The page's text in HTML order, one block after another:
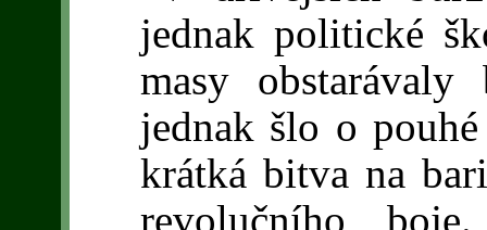
jednak politické
masy
jednak šlo o
krátká bitva na
revolučního